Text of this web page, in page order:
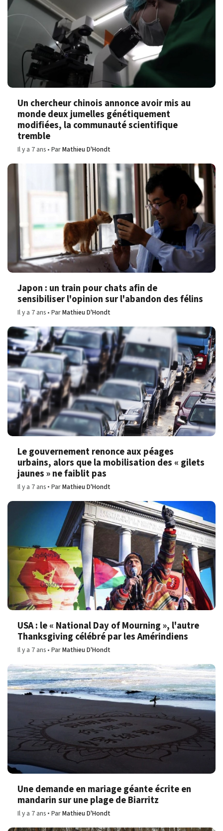
Un chercheur chinois annonce avoir mis au
monde deux jumelles génétiquement
modifiées, la communauté scientifique
tremble
Il y a 7 ans ParMathieu D'Hondt
Japon : un train pour chats afin de
sensibiliser l'opinion sur l'abandon des félins
Il y a 7 ans ParMathieu D'Hondt
Le gouvernement renonce aux péages
urbains, alors que la mobilisation des « gilets
jaunes » ne faiblit pas
Il y a 7 ans ParMathieu D'Hondt
USA : le « National Day of Mourning », l'autre
Thanksgiving célébré par les Amérindiens
Il y a 7 ans ParMathieu D'Hondt
Une demande en mariage géante écrite en
mandarin sur une plage de Biarritz
Il y a 7 ans ParMathieu D'Hondt